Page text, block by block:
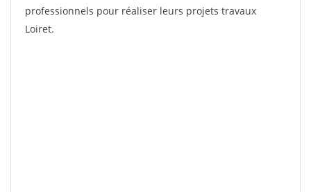
professionnels pour réaliser leurs projets travaux
Loiret.